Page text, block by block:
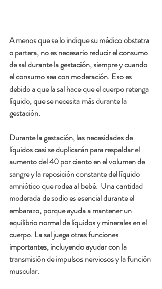
A menos que se lo indique su médico obstetra
o partera, no es necesario reducir el consumo
de sal durante la gestación, siempre y cuando
el consumo sea con moderación. Eso es
debido a que la sal hace que el cuerpo retenga
líquido, que se necesita más durante la
gestación.
Durante la gestación, las necesidades de
líquidos casi se duplicarán para respaldar el
aumento del 40 por ciento en el volumen de
sangre y la reposición constante del líquido
amniótico que rodea al bebé.  Una cantidad
moderada de sodio es esencial durante el
embarazo, porque ayuda a mantener un
equilibrio normal de líquidos y minerales en el
cuerpo. La sal juega otras funciones
importantes, incluyendo ayudar con la
transmisión de impulsos nerviosos y la función
muscular.